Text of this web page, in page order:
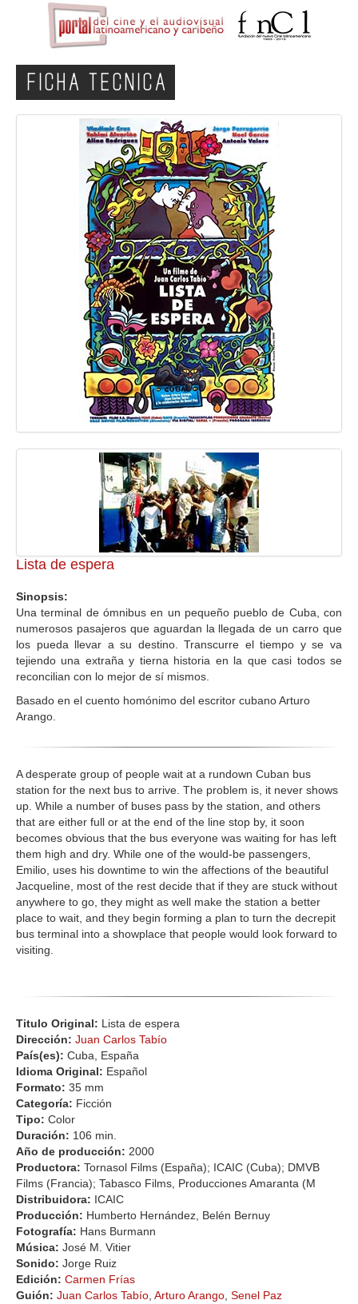
FICHA TECNICA
Lista de espera
Sinopsis:
Una terminal de ómnibus en un pequeño pueblo de Cuba, con
numerosos pasajeros que aguardan la llegada de un carro que
los pueda llevar a su destino. Transcurre el tiempo y se va
tejiendo una extraña y tierna historia en la que casi todos se
reconcilian con lo mejor de sí mismos.
Basado en el cuento homónimo del escritor cubano Arturo
Arango.
A desperate group of people wait at a rundown Cuban bus
station for the next bus to arrive. The problem is, it never shows
up. While a number of buses pass by the station, and others
that are either full or at the end of the line stop by, it soon
becomes obvious that the bus everyone was waiting for has left
them high and dry. While one of the would-be passengers,
Emilio, uses his downtime to win the affections of the beautiful
Jacqueline, most of the rest decide that if they are stuck without
anywhere to go, they might as well make the station a better
place to wait, and they begin forming a plan to turn the decrepit
bus terminal into a showplace that people would look forward to
visiting.
Titulo Original: Lista de espera
Dirección: Juan Carlos Tabío
País(es): Cuba, España
Idioma Original: Español
Formato: 35 mm
Categoría: Ficción
Tipo: Color
Duración: 106 min.
Año de producción: 2000
Productora: Tornasol Films (España); ICAIC (Cuba); DMVB
Films (Francia); Tabasco Films, Producciones Amaranta (M
Distribuidora: ICAIC
Producción: Humberto Hernández, Belén Bernuy
Fotografía: Hans Burmann
Música: José M. Vitier
Sonido: Jorge Ruiz
Edición: Carmen Frías
Guión: Juan Carlos Tabío Arturo Arango Senel Paz